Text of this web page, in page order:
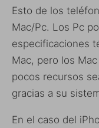
Esto de los
Mac/Pc. Los Pc
especificaciones
Mac, pero los
pocos recursos
gracias a su
En el caso del